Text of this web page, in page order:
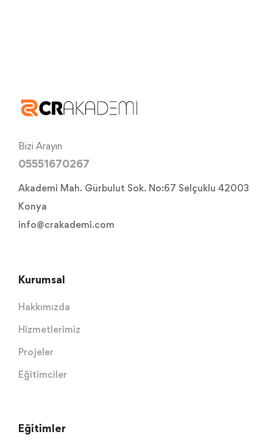
Bizi Arayın
05551670267
Akademi Mah. Gürbulut Sok. No:67 Selçuklu 42003
Konya
info@crakademi.com
Kurumsal
Hakkımızda
Hizmetlerimiz
Projeler
Eğitimciler
Eğitimler